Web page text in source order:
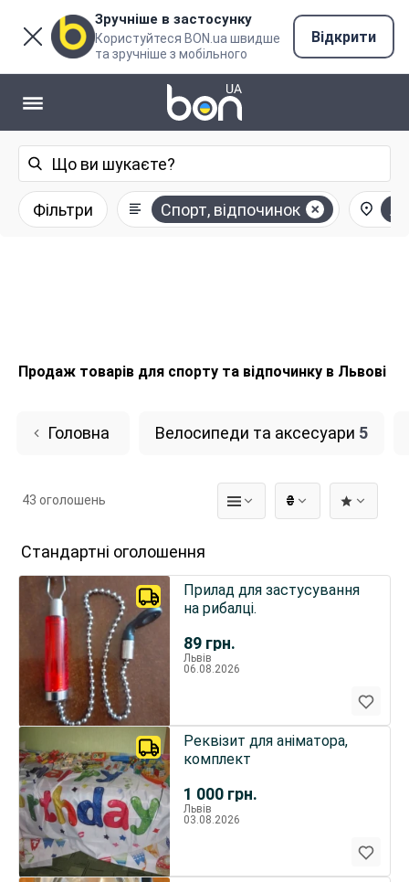
Зручніше в застосунку
Користуйтеся BON.ua швидше
та зручніше з мобільного
Відкрити
Фільтри Спорт, відпочинок
Продаж товарів для спорту та відпочинку в Львові
Головна Велосипеди та аксесуари 5
₴
43 оголошень
Стандартні оголошення
89 грн.
Прилад для застусування
на рибалці.
Львів
06.08.2026
1 000 грн.
Реквізит для аніматора,
комплект
Львів
03.08.2026